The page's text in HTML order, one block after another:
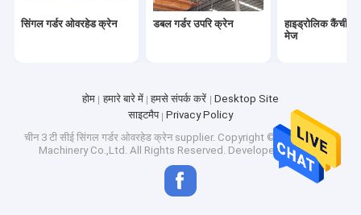
सिंगल गर्डर ओवरहेड क्रेन डबल गर्डर उपरि क्रेन
हाइड्रोलिक कैंची
मेज
होम हमारे बारे में हमसे संपर्क करें
Desktop Site
साइटमैप
Privacy Policy
चीन 3 टी सीई सिंगल गर्डर ओवरहेड क्रेन supplier. Copyright © 2026 CATET
Machinery Co.,Ltd. All Rights Reserved. Developed byECER